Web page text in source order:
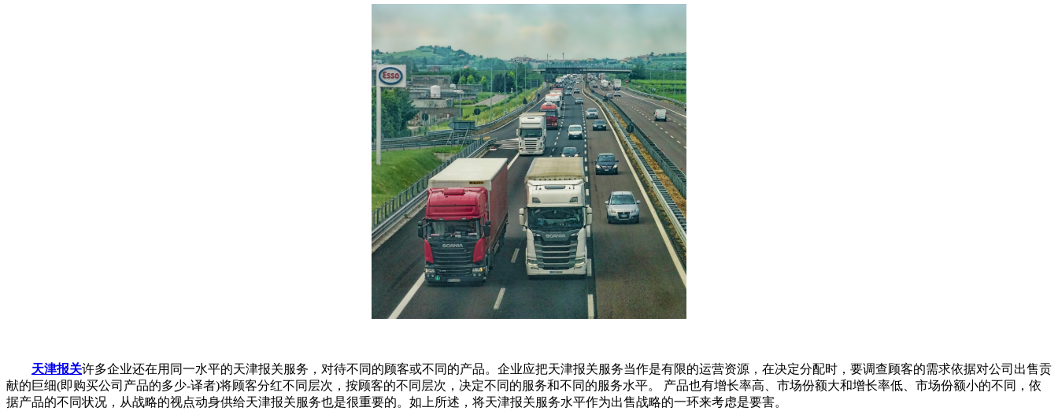
天津报关许多企业还在用同一水平的天津报关服务，对待不同的顾客或不同的产品。企业应把天津报关服务当作是有限的运营资源，在决定分配时，要调查顾客的需求依据对公司出售贡
献的巨细(即购买公司产品的多少-译者)将顾客分红不同层次，按顾客的不同层次，决定不同的服务和不同的服务水平。 产品也有增长率高、市场份额大和增长率低、市场份额小的不同，依
据产品的不同状况，从战略的视点动身供给天津报关服务也是很重要的。如上所述，将天津报关服务水平作为出售战略的一环来考虑是要害。